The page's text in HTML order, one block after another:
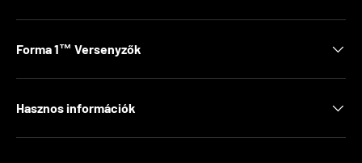
Forma 1™ Versenyzők
Hasznos információk